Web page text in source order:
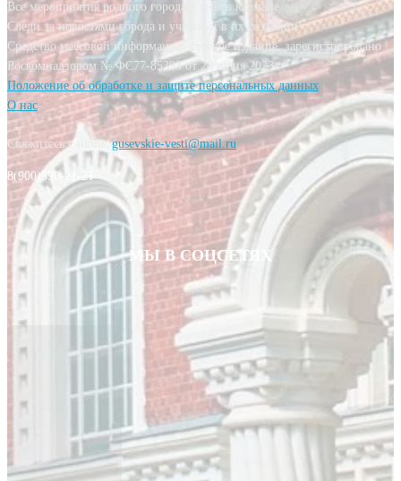
Все мероприятия родного города у тебя в кармане.
Следи за новостями города и участвуй в их создании!
Средство массовой информации, сетевое издание, зарегистрировано
Роскомнадзором № ФС77-85393 от 20 июня 2023 г.
Положение об обработке и защите персональных данных
О нас
Свяжитесь с нами:gusevskie-vesti@mail.ru
8(900)590-21-21
МЫ В СОЦСЕТЯХ